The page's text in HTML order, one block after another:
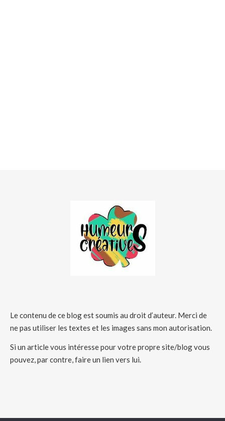
Le contenu de ce blog est soumis au droit d’auteur. Merci de
ne pas utiliser les textes et les images sans mon autorisation.
Si un article vous intéresse pour votre propre site/blog vous
pouvez, par contre, faire un lien vers lui.